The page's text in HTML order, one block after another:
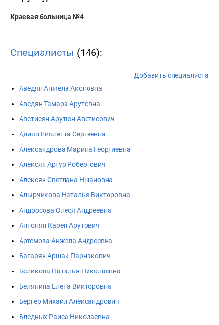
Краевая больница №4
Специалисты (146):
Добавить специалиста
Аведян Анжела Акоповна
Аведян Тамара Арутовна
Аветисян Арутюн Аветисович
Адиян Виолетта Сергеевна
Александрова Марина Георгиевна
Алексян Артур Робертович
Алексян Светлана Ншановна
Алырчикова Наталья Викторовна
Андросова Олеся Андреевна
Антонян Карен Арутович
Артемова Анжела Андреевна
Багарян Аршак Парнакович
Беликова Наталья Николаевна
Белянина Елена Викторовна
Бергер Михаил Александрович
Бледных Раиса Николаевна